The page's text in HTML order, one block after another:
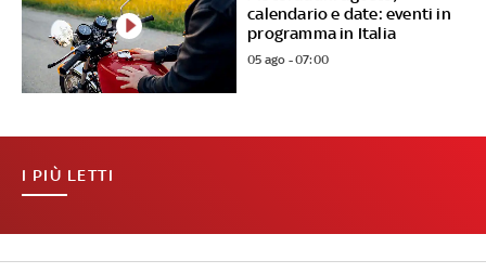
calendario e date: eventi in
programma in Italia
05 ago - 07:00
I PIÙ LETTI